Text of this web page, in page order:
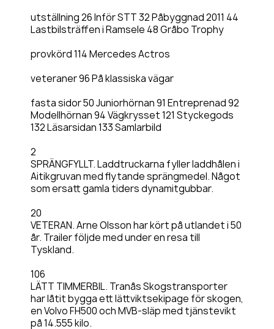
utställning 26 Inför STT 32 Påbyggnad 2011 44
Lastbilsträffen i Ramsele 48 Gråbo Trophy
provkörd 114 Mercedes Actros
veteraner 96 På klassiska vägar
fasta sidor 50 Juniorhörnan 91 Entreprenad 92
Modellhörnan 94 Vägkrysset 121 Styckegods
132 Läsarsidan 133 Samlarbild
2
SPRÄNGFYLLT. Laddtruckarna fyller laddhålen i
Aitikgruvan med flytande sprängmedel. Något
som ersatt gamla tiders dynamitgubbar.
20
VETERAN. Arne Olsson har kört på utlandet i 50
år. Trailer följde med under en resa till
Tyskland.
106
LÄTT TIMMERBIL. Tranås Skogstransporter
har låtit bygga ett lättviktsekipage för skogen,
en Volvo FH500 och MVB-släp med tjänstevikt
på 14.555 kilo.